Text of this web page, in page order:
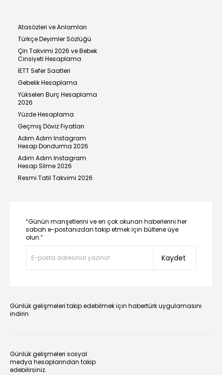
Atasözleri ve Anlamları
Türkçe Deyimler Sözlüğü
Çin Takvimi 2026 ve Bebek
Cinsiyeti Hesaplama
İETT Sefer Saatleri
Gebelik Hesaplama
Yükselen Burç Hesaplama
2026
Yüzde Hesaplama
Geçmiş Döviz Fiyatları
Adım Adım Instagram
Hesap Dondurma 2026
Adım Adım Instagram
Hesap Silme 2026
Resmi Tatil Takvimi 2026
“Günün manşetlerini ve en çok okunan haberlerini her
sabah e-postanızdan takip etmek için bültene üye
olun.”
Kaydet
Günlük gelişmeleri takip edebilmek için habertürk uygulamasını
indirin
Günlük gelişmeleri sosyal
medya hesaplarından takip
edebilirsiniz.